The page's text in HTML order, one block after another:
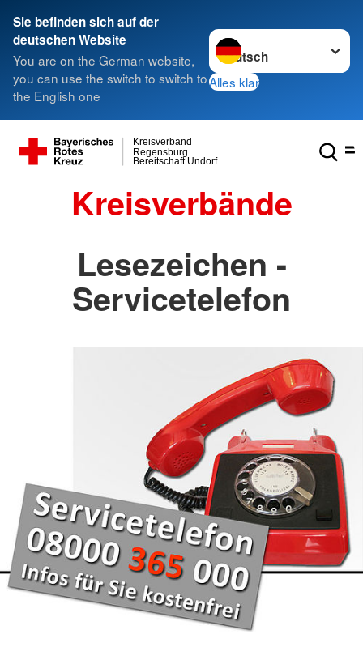
Sie befinden sich auf der
deutschen Website
You are on the German website,
you can use the switch to switch to
the English one
Sprache wechseln zu
Alles klar
Bereitschaft Undorf
Regensburg
Kreisverband
Kreisverbände
Lesezeichen -
Servicetelefon